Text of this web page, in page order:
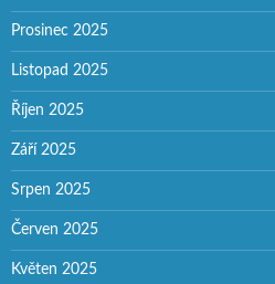
Prosinec 2025
Listopad 2025
Říjen 2025
Září 2025
Srpen 2025
Červen 2025
Květen 2025